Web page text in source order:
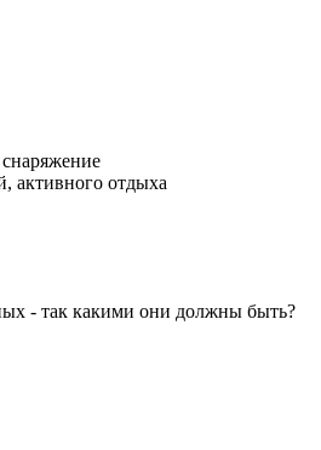
активного отдыха
- так какими они должны быть?